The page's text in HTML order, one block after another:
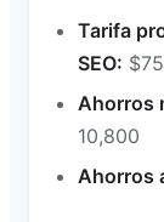
Tarifa
SEO:
Ahorros
10,800
Ahorros